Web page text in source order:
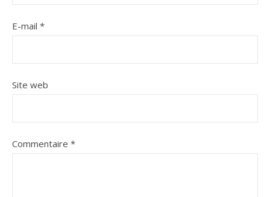
E-mail *
Site web
Commentaire *